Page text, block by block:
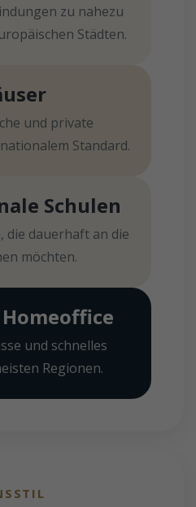
zu nahezu
Städten.
und private
Standard.
Schulen
die dauerhaft an die
möchten.
und schnelles
Regionen.